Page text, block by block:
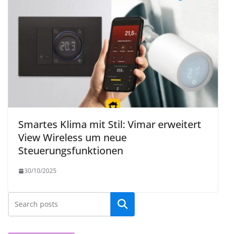
Smartes Klima mit Stil: Vimar erweitert
View Wireless um neue
Steuerungsfunktionen
30/10/2025